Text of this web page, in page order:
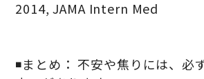
2014, JAMA Intern Med
◾️まとめ： 不安や焦りには、必